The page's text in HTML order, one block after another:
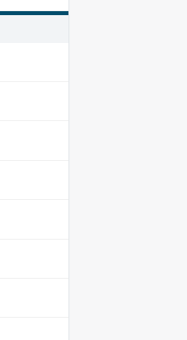
+48%